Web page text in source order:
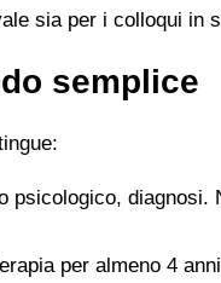
sia per i colloqui in
semplice
diagnosi.
per almeno 4